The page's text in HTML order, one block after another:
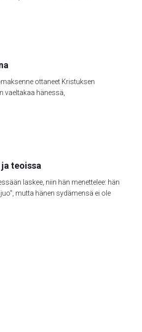
ottaneet Kristuksen
vaeltakaa hänessä,
teoissa
laskee, niin hän menettelee: hän
mutta hänen sydämensä ei ole